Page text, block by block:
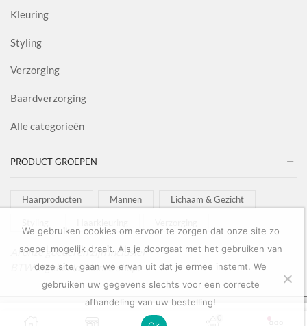
Kleuring
Styling
Verzorging
Baardverzorging
Alle categorieën
PRODUCT GROEPEN
Haarproducten Mannen Lichaam & Gezicht
Al onze goederen zijn inclusief
BTW afgebeeld in onze shop!
Copyright © 2022Salon Goederen
0
We gebruiken cookies om ervoor te zorgen dat onze site zo
soepel mogelijk draait. Als je doorgaat met het gebruiken van
deze site, gaan we ervan uit dat je ermee instemt. We
gebruiken uw gegevens slechts voor een correcte
afhandeling van uw bestelling!